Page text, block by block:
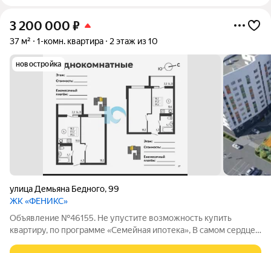
3 200 000 ₽
37 м² 1-комн. квартира 2 этаж из 10
новостройка
улица Демьяна Бедного,99
ЖК «ФЕНИКС»
Объявление №46155. Не упустите возможность купить
квартиру, по программе «Семейная ипотека», В самом сердце